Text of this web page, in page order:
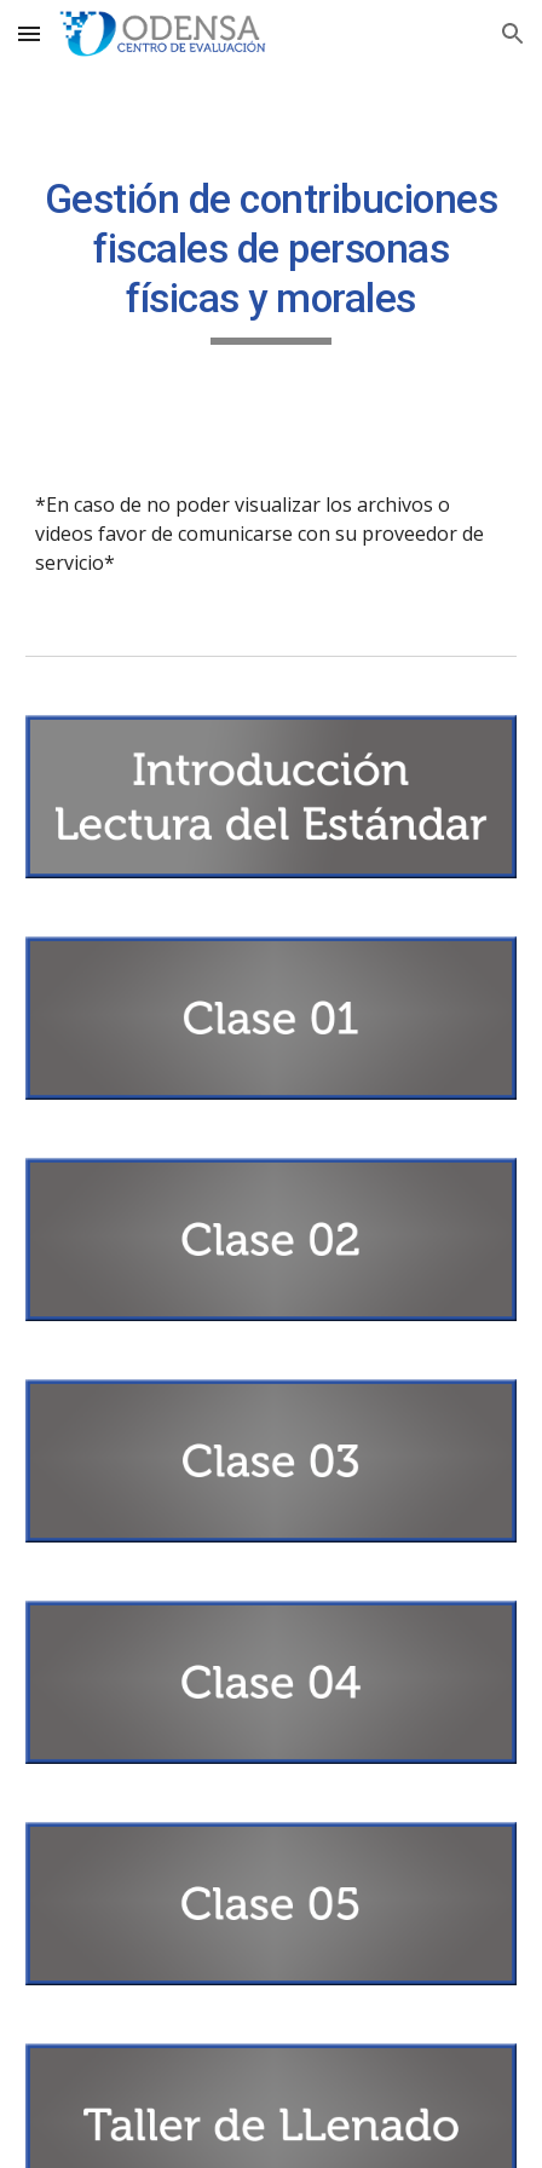
Skip to main content Skip to navigation
Gestión de contribuciones
fiscales de personas
físicas y morales
*En caso de no poder visualizar los archivos o
videos favor de comunicarse con su proveedor de
servicio*